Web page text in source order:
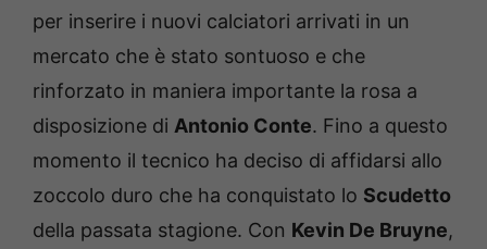
per inserire i nuovi calciatori arrivati in un
mercato che è stato sontuoso e che
rinforzato in maniera importante la rosa a
disposizione di Antonio Conte. Fino a questo
momento il tecnico ha deciso di affidarsi allo
zoccolo duro che ha conquistato lo Scudetto
della passata stagione. Con Kevin De Bruyne,